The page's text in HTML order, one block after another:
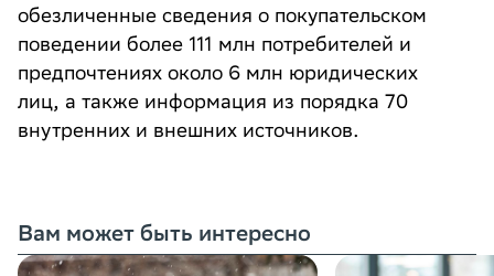
обезличенные сведения о покупательском
поведении более 111 млн потребителей и
предпочтениях около 6 млн юридических
лиц, а также информация из порядка 70
внутренних и внешних источников.
Вам может быть интересно